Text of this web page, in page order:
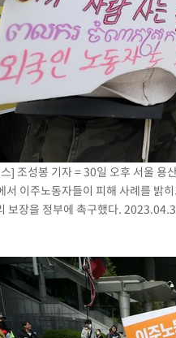
] 조성봉 기자 = 30일 오후 서울 용
서 이주노동자들이 피해 사례를 밝
보장을 정부에 촉구했다.